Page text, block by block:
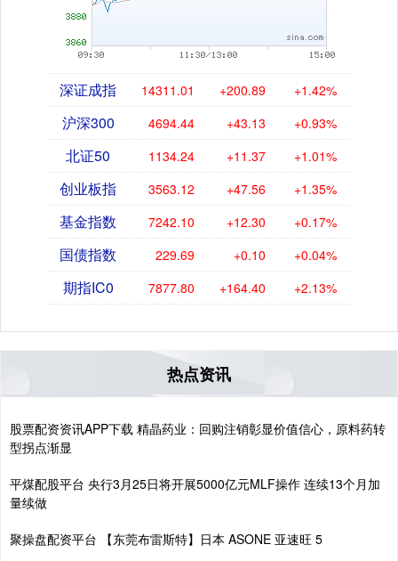
深证成指 14311.01 +200.89 +1.42%
沪深300 4694.44 +43.13 +0.93%
北证50 1134.24 +11.37 +1.01%
创业板指 3563.12 +47.56 +1.35%
基金指数 7242.10 +12.30 +0.17%
国债指数 229.69 +0.10 +0.04%
期指IC0 7877.80 +164.40 +2.13%
热点资讯
股票配资资讯APP下载 精晶药业：回购注销彰显价值信心，原料药转
型拐点渐显
平煤配股平台 央行3月25日将开展5000亿元MLF操作 连续13个月加
量续做
聚操盘配资平台 【东莞布雷斯特】日本 ASONE 亚速旺 5